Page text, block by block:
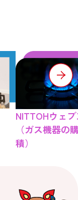
NITTOHウェ
（ガス機器の
積）